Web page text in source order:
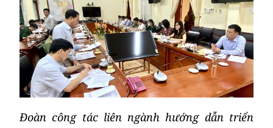
Đoàn công tác liên ngành hướng dẫn triển